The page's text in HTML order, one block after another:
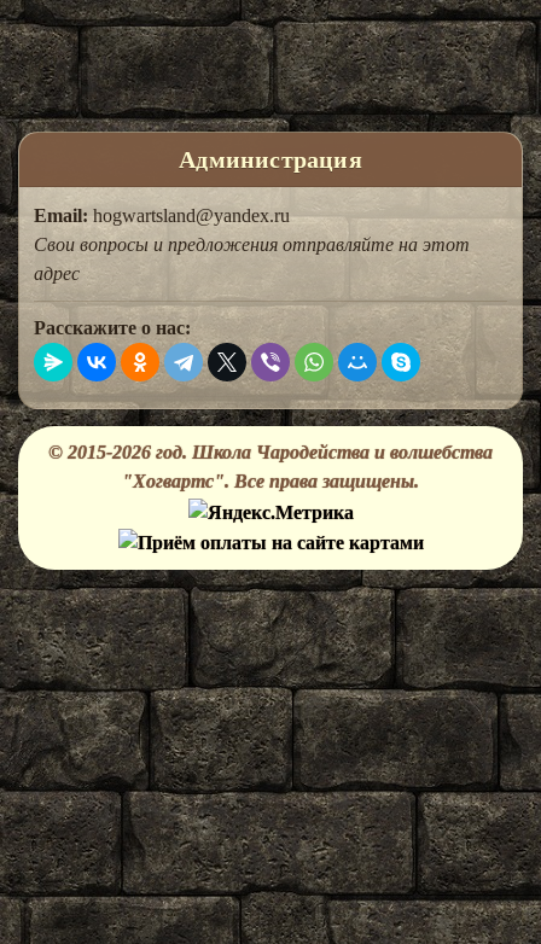
Администрация
Email: hogwartsland@yandex.ru
Свои вопросы и предложения отправляйте на этот
адрес
Расскажите о нас:
© 2015-2026 год. Школа Чародейства и волшебства
"Хогвартс". Все права защищены.